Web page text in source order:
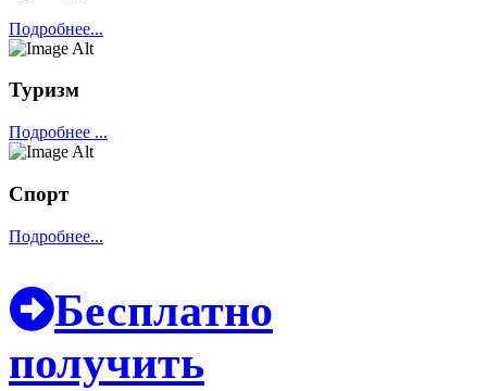
Подробнее...
Туризм
Подробнее ...
Спорт
Подробнее...
Бесплатно
получить